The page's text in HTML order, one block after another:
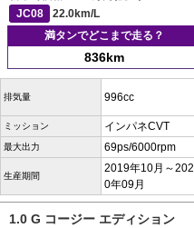
JC08
22.0km/L
満タンでどこまで走る？
836km
排気量 996cc
ミッション インパネCVT
最大出力 69ps/6000rpm
生産期間
2019年10月～202
0年09月
1.0 G コージー エディション